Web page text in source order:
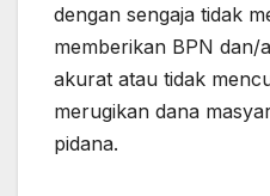
dengan sengaja tidak
memberikan BPN dan/
akurat atau tidak
merugikan dana
pidana.